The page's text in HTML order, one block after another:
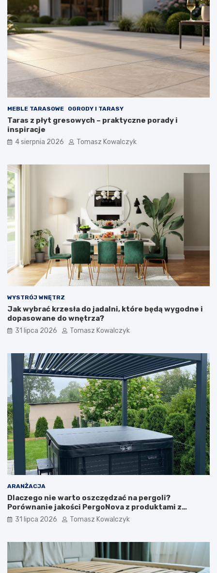
MEBLE TARASOWE OGRODY I TARASY
Taras z płyt gresowych – praktyczne porady i
inspiracje
4 sierpnia 2026 Tomasz Kowalczyk
WYSTRÓJ WNĘTRZ
Jak wybrać krzesła do jadalni, które będą wygodne i
dopasowane do wnętrza?
31 lipca 2026 Tomasz Kowalczyk
ARANŻACJA
Dlaczego nie warto oszczędzać na pergoli?
Porównanie jakości PergoNova z produktami z
marketu
31 lipca 2026 Tomasz Kowalczyk